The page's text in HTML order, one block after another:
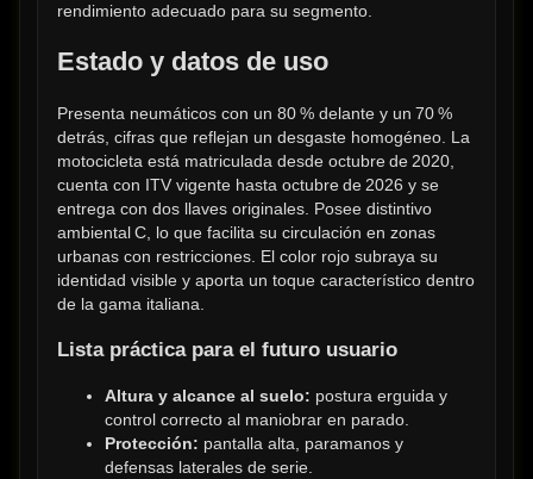
rendimiento adecuado para su segmento.
Estado y datos de uso
Presenta neumáticos con un 80 % delante y un 70 %
detrás, cifras que reflejan un desgaste homogéneo. La
motocicleta está matriculada desde octubre de 2020,
cuenta con ITV vigente hasta octubre de 2026 y se
entrega con dos llaves originales. Posee distintivo
ambiental C, lo que facilita su circulación en zonas
urbanas con restricciones. El color rojo subraya su
identidad visible y aporta un toque característico dentro
de la gama italiana.
Lista práctica para el futuro usuario
Altura y alcance al suelo: postura erguida y
control correcto al maniobrar en parado.
Protección: pantalla alta, paramanos y
defensas laterales de serie.